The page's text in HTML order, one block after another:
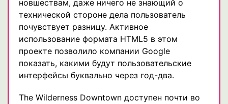
новшествам, даже ничего не знающий о
технической стороне дела пользователь
почувствует разницу. Активное
использование формата HTML5 в этом
проекте позволило компании Google
показать, какими будут пользовательские
интерфейсы буквально через год-два.
The Wilderness Downtown доступен почти во